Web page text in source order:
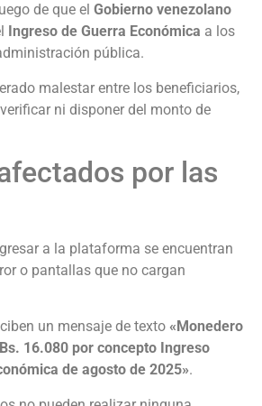
de que el Gobierno venezolano
Ingreso de Guerra Económica a los
pública.
malestar entre los beneficiarios,
ni disponer del monto de
por las
a la plataforma se encuentran
o pantallas que no cargan
un mensaje de texto «Monedero
16.080 por concepto Ingreso
de agosto de 2025».